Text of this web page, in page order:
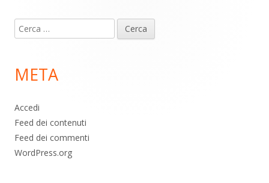
piè
pagina
Ricerca
per:
META
Accedi
Feed dei contenuti
Feed dei commenti
WordPress.org